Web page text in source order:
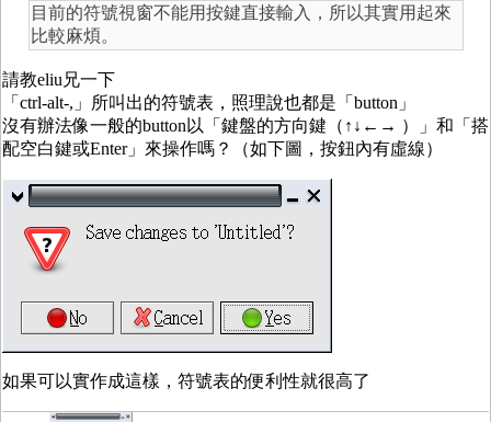
目前的符號視窗不能用按鍵直接輸入，所以其實用起來
比較麻煩。
請教eliu兄一下
「ctrl-alt-,」所叫出的符號表，照理說也都是「button」
沒有辦法像一般的button以「鍵盤的方向鍵（↑↓←→ ）」和「搭
配空白鍵或Enter」來操作嗎？（如下圖，按鈕內有虛線）
如果可以實作成這樣，符號表的便利性就很高了